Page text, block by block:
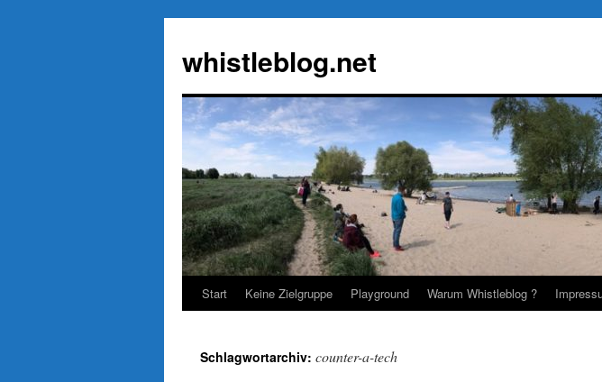
springen
whistleblog.net
Start Keine Zielgruppe Playground Warum Whistleblog ?
Schlagwortarchiv: counter-a-tech